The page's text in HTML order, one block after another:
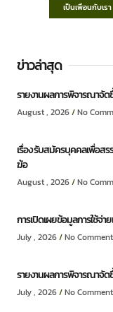
เป็นเพื่อนกับเรา
ข่าวล่าสุด
รายงานผลการพิจารณาจั
August , 2026 No
เรื่อง รับสมัครบุคคลเพื่อสร
ฆ้อ
August , 2026 No
การเปิดเผยข้อมูลการใช้จ่
July , 2026 No
รายงานผลการพิจารณาจั
July , 2026 No